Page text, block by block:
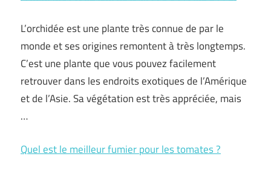
L’orchidée est une plante très connue de par le
monde et ses origines remontent à très longtemps.
C’est une plante que vous pouvez facilement
retrouver dans les endroits exotiques de l’Amérique
et de l’Asie. Sa végétation est très appréciée, mais
…
Quel est le meilleur fumier pour les tomates ?